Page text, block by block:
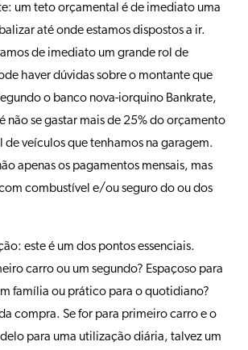
um teto orçamental é de imediato uma
até onde estamos dispostos a ir.
de imediato um grande rol de
haver dúvidas sobre o montante que
o banco nova-iorquino Bankrate,
não se gastar mais de 25% do orçamento
veículos que tenhamos na garagem.
apenas os pagamentos mensais, mas
combustível e/ou seguro do ou dos
este é um dos pontos essenciais.
carro ou um segundo? Espaçoso para
família ou prático para o quotidiano?
da compra. Se for para primeiro carro e o
para uma utilização diária, talvez um